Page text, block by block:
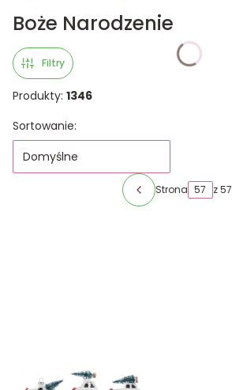
Boże Narodzenie
Filtry
Produkty: 1346
Lista produktów
Sortowanie:
Domyślne
Poprzednie
Strona z 57